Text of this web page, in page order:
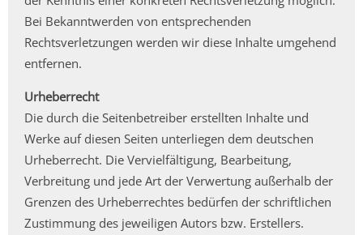
Bei Bekanntwerden von entsprechenden
Rechtsverletzungen werden wir diese Inhalte umgehend
entfernen.
Urheberrecht
Die durch die Seitenbetreiber erstellten Inhalte und
Werke auf diesen Seiten unterliegen dem deutschen
Urheberrecht. Die Vervielfältigung, Bearbeitung,
Verbreitung und jede Art der Verwertung außerhalb der
Grenzen des Urheberrechtes bedürfen der schriftlichen
Zustimmung des jeweiligen Autors bzw. Erstellers.